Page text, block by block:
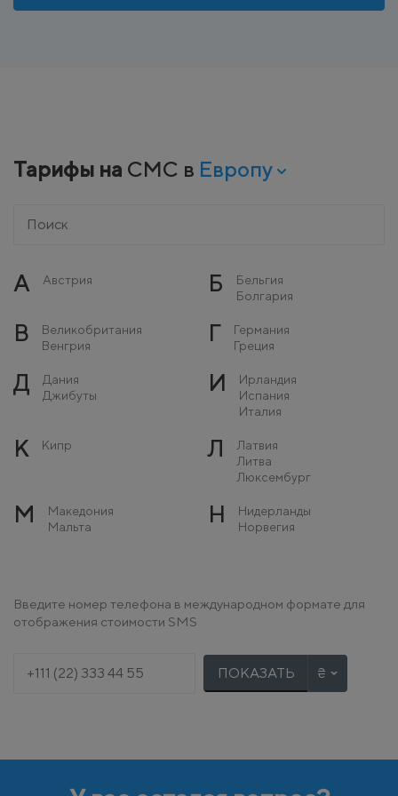
Тарифы на СМС в Европу
А Австрия Б
Бельгия
Болгария
В
Великобритания
Венгрия
Г
Германия
Греция
Д
Дания
Джибуты
И
Ирландия
Испания
Италия
К Кипр Л
Латвия
Литва
Люксембург
М
Македония
Мальта
Н
Нидерланды
Норвегия
О П
Португалия
Словакия
Словения
Введите номер телефона в международном формате для
отображения стоимости SMS
ПОКАЗАТЬ